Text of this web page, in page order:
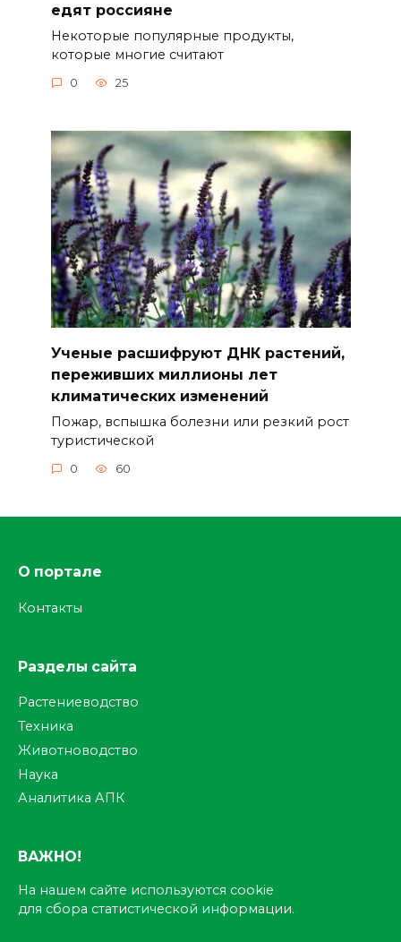
едят россияне
Некоторые популярные продукты,
которые многие считают
0 25
Ученые расшифруют ДНК растений,
переживших миллионы лет
климатических изменений
Пожар, вспышка болезни или резкий рост
туристической
0 60
О портале
Контакты
Разделы сайта
Растениеводство
Техника
Животноводство
Наука
Аналитика АПК
ВАЖНО!
На нашем сайте используются cookie
для сбора статистической информации.